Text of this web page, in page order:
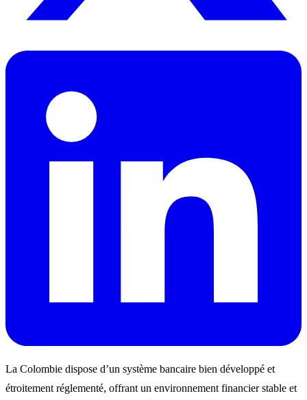
La Colombie dispose d’un système bancaire bien développé et
étroitement réglementé, offrant un environnement financier stable et